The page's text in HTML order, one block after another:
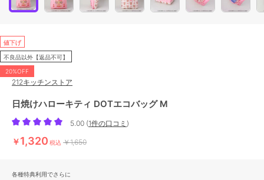
値下げ
不良品以外【返品不可】
20%OFF
212キッチンストア
日焼けハローキティ DOTエコバッグ M
5.00 (1件の口コミ )
￥1,320 税込 ￥1,650
各種特典利用でさらに